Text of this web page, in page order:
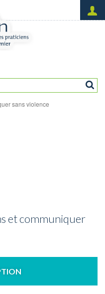
sans violence
et communiquer